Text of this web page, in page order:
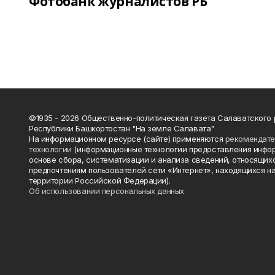
©1935 - 2026 Общественно-политическая газета Салаватского
Республики Башкортостан "На земле Салавата"
На информационном ресурсе (сайте) применяются
технологии (информационные технологии предоставления
основе сбора, систематизации и анализа сведений,
предпочтениям пользователей сети «Интернет», находящихся
территории Российской Федерации).
Об использовании персональных данных